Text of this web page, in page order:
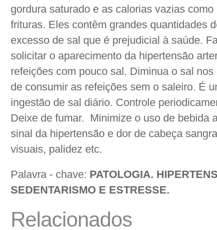
gordura saturado e as calorias vazias
frituras. Eles contêm grandes quantidades
excesso de sal que é prejudicial à saúde.
solicitar o aparecimento da hipertensão
refeições com pouco sal. Diminua o sal
de consumir as refeições sem o saleiro. É
ingestão de sal diário. Controle
Deixe de fumar. Minimize o uso de bebida
sinal da hipertensão e dor de cabeça
visuais, palidez etc.
Palavra - chave: PATOLOGIA.
SEDENTARISMO E ESTRESSE.
Relacionados